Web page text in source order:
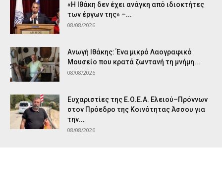
«Η Ιθάκη δεν έχει ανάγκη από ιδιοκτήτες
των έργων της» –...
08/08/2026
Ανωγή Ιθάκης: Ένα μικρό Λαογραφικό
Μουσείο που κρατά ζωντανή τη μνήμη...
08/08/2026
Ευχαριστίες της Ε.Ο.Ε.Α. Ελειού–Πρόννων
στον Πρόεδρο της Κοινότητας Άσσου για
την...
08/08/2026